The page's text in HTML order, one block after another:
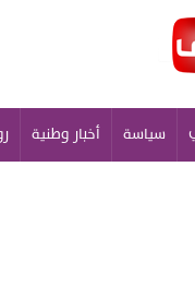
سياسة أخبار وطنية